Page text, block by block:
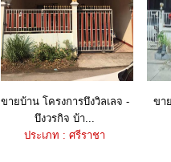
ขายบ้าน โครงการบึงวิลเลจ -
บึงวรกิจ บ้า...
ประเภท : ศรีราชา
ขา